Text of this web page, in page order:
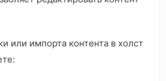
или импорта контента в холст